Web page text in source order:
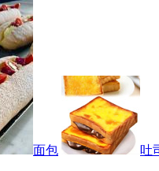
面包 吐